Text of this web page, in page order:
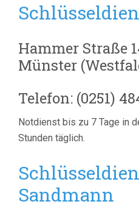
Hammer Straße
Münster
Telefon: (0251)
Notdienst bis zu 7 Tage in
Stunden täglich.
Sandmann